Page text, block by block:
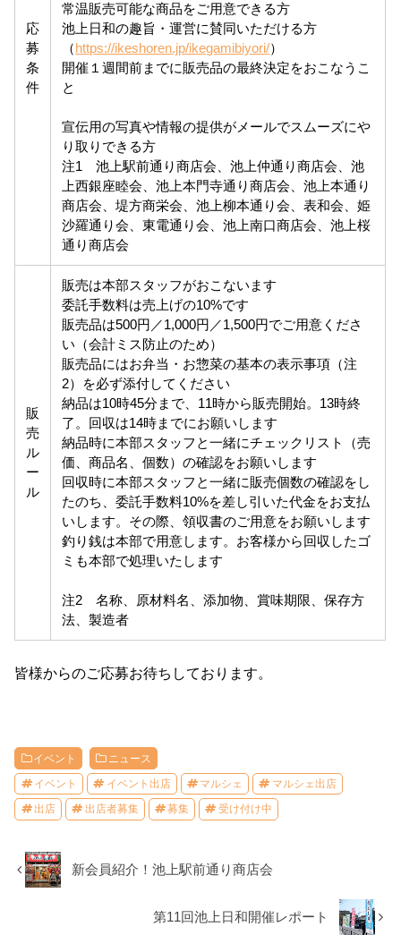
応
募
条
件
常温販売可能な商品をご用意できる方
池上日和の趣旨・運営に賛同いただける方
（ https://ikeshoren.jp/ikegamibiyori/）
開催１週間前までに販売品の最終決定をおこなうこ
と
宣伝用の写真や情報の提供がメールでスムーズにや
り取りできる方
注1 池上駅前通り商店会、池上仲通り商店会、池
上西銀座睦会、池上本門寺通り商店会、池上本通り
商店会、堤方商栄会、池上柳本通り会、表和会、姫
沙羅通り会、東電通り会、池上南口商店会、池上桜
通り商店会
販
売
ル
ー
ル
販売は本部スタッフがおこないます
委託手数料は売上げの10%です
販売品は500円／1,000円／1,500円でご用意くださ
い（会計ミス防止のため）
販売品にはお弁当・お惣菜の基本の表示事項（注
2）を必ず添付してください
納品は10時45分まで、11時から販売開始。13時終
了。回収は14時までにお願いします
納品時に本部スタッフと一緒にチェックリスト（売
価、商品名、個数）の確認をお願いします
回収時に本部スタッフと一緒に販売個数の確認をし
たのち、委託手数料10%を差し引いた代金をお支払
いします。その際、領収書のご用意をお願いします
釣り銭は本部で用意します。お客様から回収したゴ
ミも本部で処理いたします
注2 名称、原材料名、添加物、賞味期限、保存方
法、製造者
皆様からのご応募お待ちしております。
イベント ニュース
イベント イベント出店 マルシェ マルシェ出店
出店 出店者募集 募集 受け付け中
新会員紹介！池上駅前通り商店会
第11回池上日和開催レポート